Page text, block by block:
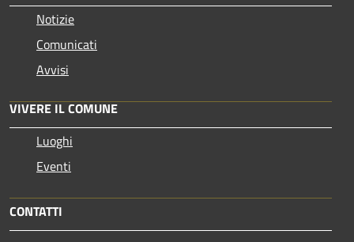
Notizie
Comunicati
Avvisi
VIVERE IL COMUNE
Luoghi
Eventi
CONTATTI